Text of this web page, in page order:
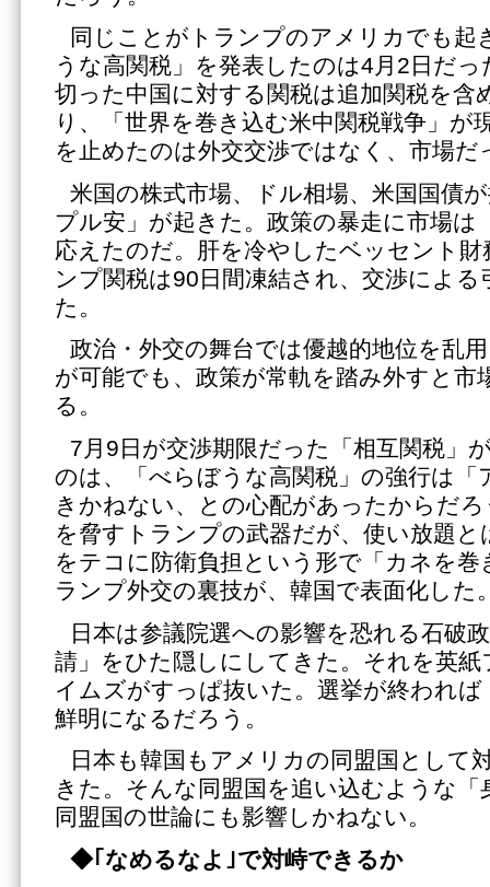
同じことがトランプのアメリカでも起
うな高関税」を発表したのは4月2日だ
切った中国に対する関税は追加関税を含
り、「世界を巻き込む米中関税戦争」が
を止めたのは外交交渉ではなく、市場だ
米国の株式市場、ドル相場、米国国債
プル安」が起きた。政策の暴走に市場は
応えたのだ。肝を冷やしたベッセント
ンプ関税は90日間凍結され、交渉によ
た。
政治・外交の舞台では優越的地位を乱
が可能でも、政策が常軌を踏み外すと市
る。
7月9日が交渉期限だった「相互関税」
のは、「べらぼうな高関税」の強行は「
きかねない、との心配があったからだ
を脅すトランプの武器だが、使い放題と
をテコに防衛負担という形で「カネを
ランプ外交の裏技が、韓国で表面化した
日本は参議院選への影響を恐れる石破
請」をひた隠しにしてきた。それを英
イムズがすっぱ抜いた。選挙が終われば
鮮明になるだろう。
日本も韓国もアメリカの同盟国として
きた。そんな同盟国を追い込むような「
同盟国の世論にも影響しかねない。
◆｢なめるなよ｣で対峙できるか